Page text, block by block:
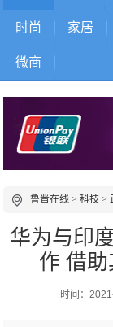
时尚 家居
微商
鲁晋在线 >科技 >
华为与印
作 借
时间：